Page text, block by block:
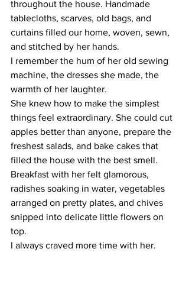
throughout the house. Handmade
tablecloths, scarves, old bags, and
curtains filled our home, woven, sewn,
and stitched by her hands.
I remember the hum of her old sewing
machine, the dresses she made, the
warmth of her laughter.
She knew how to make the simplest
things feel extraordinary. She could cut
apples better than anyone, prepare the
freshest salads, and bake cakes that
filled the house with the best smell.
Breakfast with her felt glamorous,
radishes soaking in water, vegetables
arranged on pretty plates, and chives
snipped into delicate little flowers on
top.
I always craved more time with her.